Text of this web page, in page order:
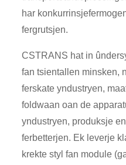
har
fergrutsjen.
CSTRANS hat in
fan tsientallen minsken,
ferskate yndustryen,
foldwaan oan de
yndustryen, produksje
ferbetterjen. Ek leverje
krekte styl fan module